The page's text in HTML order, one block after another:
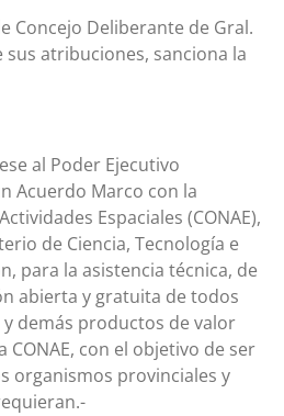
Concejo Deliberante de Gral.
sus atribuciones, sanciona la
al Poder Ejecutivo
Acuerdo Marco con la
Espaciales (CONAE),
de Ciencia, Tecnología e
para la asistencia técnica, de
abierta y gratuita de todos
demás productos de valor
con el objetivo de ser
organismos provinciales y